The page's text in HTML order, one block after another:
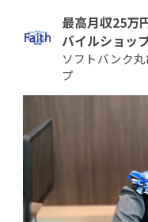
最高月収25万
バイルショッ
ソフトバンク
プ